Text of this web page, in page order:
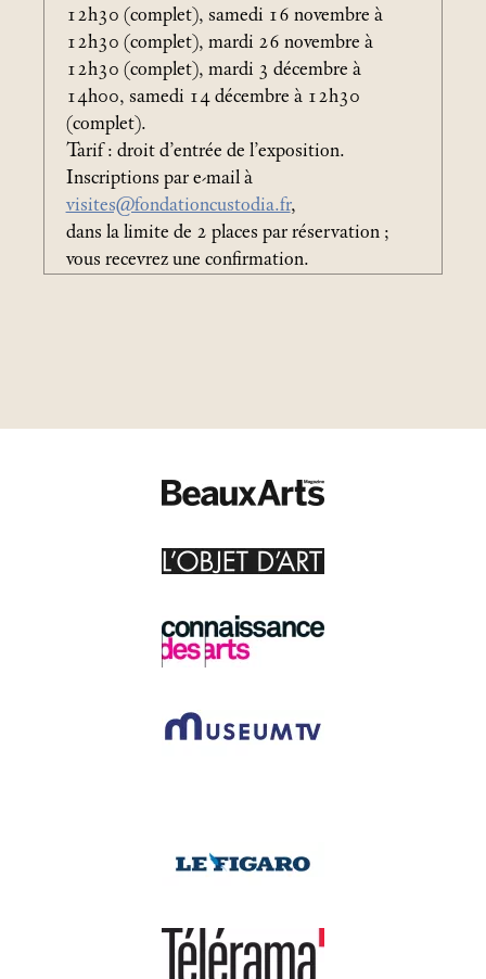
12h30 (complet), samedi 16 novembre à
12h30 (complet), mardi 26 novembre à
12h30 (complet), mardi 3 décembre à
14h00, samedi 14 décembre à 12h30
(complet).
Tarif : droit d’entrée de l’exposition.
Inscriptions par e-mail à
visites@fondationcustodia.fr,
dans la limite de 2 places par réservation ;
vous recevrez une confirmation.